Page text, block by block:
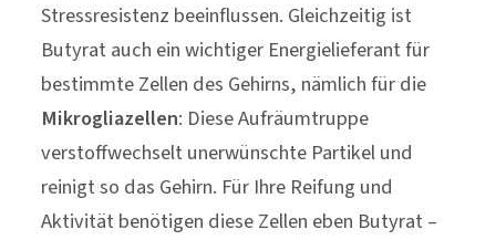
Stressresistenz beeinflussen. Gleichzeitig ist
Butyrat auch ein wichtiger Energielieferant für
bestimmte Zellen des Gehirns, nämlich für die
Mikrogliazellen: Diese Aufräumtruppe
verstoffwechselt unerwünschte Partikel und
reinigt so das Gehirn. Für Ihre Reifung und
Aktivität benötigen diese Zellen eben Butyrat –